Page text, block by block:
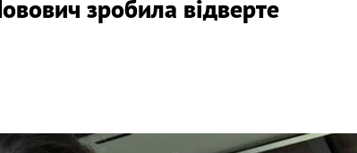
зробила відверте